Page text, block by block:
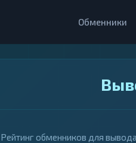
Обменники
Рейтинг обменников для